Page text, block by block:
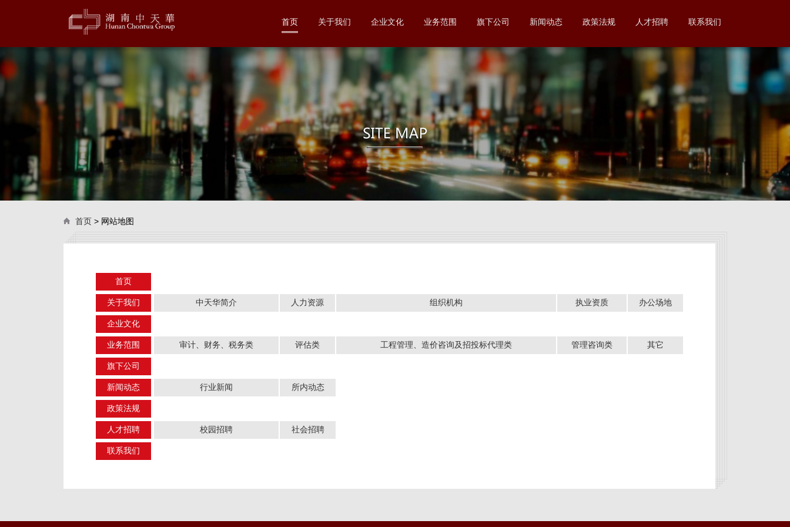
首页 关于我们 企业文化 业务范围 旗下公司 新闻动态 政策法规 人才招聘 联系我们
首页> 网站地图
首页
关于我们 中天华简介 人力资源 组织机构 执业资质 办公场地
企业文化
业务范围 审计、财务、税务类 评估类 工程管理、造价咨询及招投标代理类 管理咨询类 其它
旗下公司
新闻动态 行业新闻 所内动态
政策法规
人才招聘 校园招聘 社会招聘
联系我们